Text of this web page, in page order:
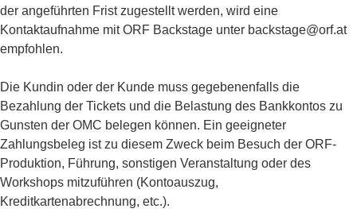
der angeführten Frist zugestellt werden, wird eine
Kontaktaufnahme mit ORF Backstage unter backstage@orf.at
empfohlen.
Die Kundin oder der Kunde muss gegebenenfalls die
Bezahlung der Tickets und die Belastung des Bankkontos zu
Gunsten der OMC belegen können. Ein geeigneter
Zahlungsbeleg ist zu diesem Zweck beim Besuch der ORF-
Produktion, Führung, sonstigen Veranstaltung oder des
Workshops mitzuführen (Kontoauszug,
Kreditkartenabrechnung, etc.).